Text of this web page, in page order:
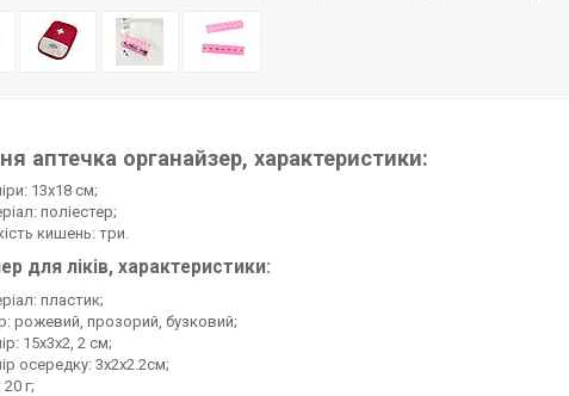
аптечка органайзер, характеристики:
13х18 см;
поліестер;
кишень: три.
для ліків, характеристики:
пластик;
рожевий, прозорий, бузковий;
15х3х2, 2 см;
осередку: 3х2х2.2см;
20 г;